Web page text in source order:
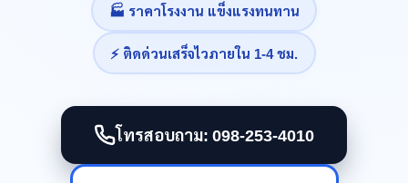
🏭 ราคาโรงงาน แข็งแรงทนทาน
⚡ ติดด่วนเสร็จไวภายใน 1-4 ชม.
โทรสอบถาม: 098-253-4010